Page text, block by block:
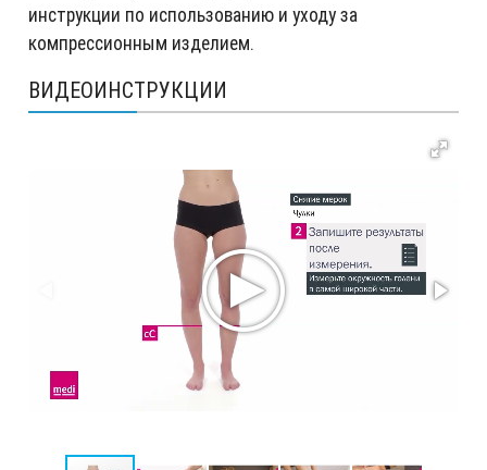
инструкции по использованию и уходу за
компрессионным изделием.
ВИДЕОИНСТРУКЦИИ